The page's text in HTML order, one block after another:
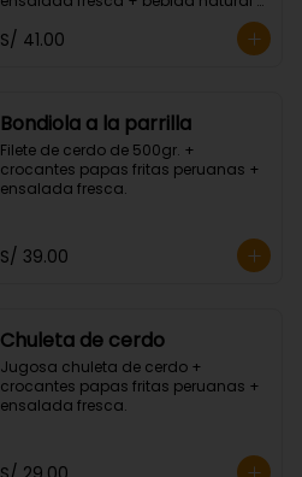
S/ 41.00
Bondiola a la parrilla
Filete de cerdo de 500gr. +
crocantes papas fritas peruanas +
ensalada fresca.
S/ 39.00
Chuleta de cerdo
Jugosa chuleta de cerdo +
crocantes papas fritas peruanas +
ensalada fresca.